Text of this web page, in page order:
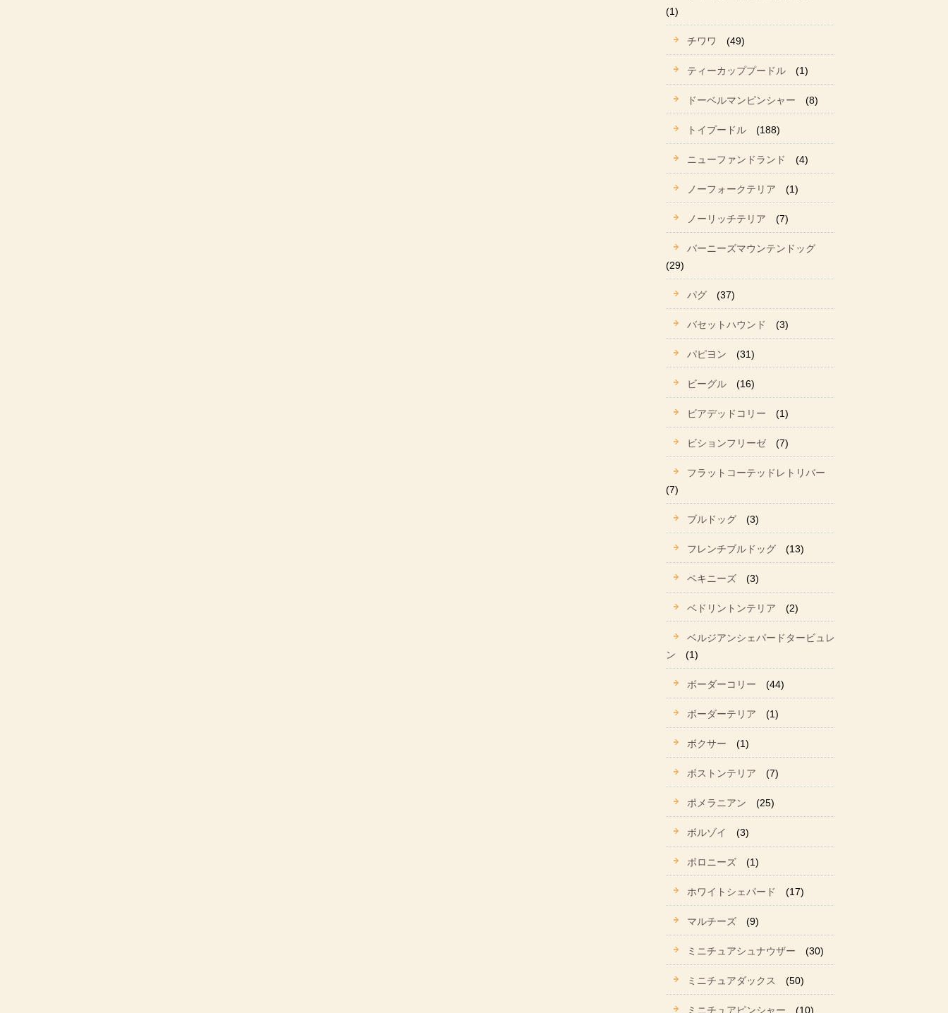
(1)
チワワ (49)
ティーカッププードル (1)
ドーベルマンピンシャー (8)
トイプードル (188)
ニューファンドランド (4)
ノーフォークテリア (1)
ノーリッチテリア (7)
バーニーズマウンテンドッグ
(29)
パグ (37)
バセットハウンド (3)
パピヨン (31)
ビーグル (16)
ビアデッドコリー (1)
ビションフリーゼ (7)
フラットコーテッドレトリバー
(7)
ブルドッグ (3)
フレンチブルドッグ (13)
ペキニーズ (3)
ベドリントンテリア (2)
ベルジアンシェパードタービュレ
ン
(1)
ボーダーコリー (44)
ボーダーテリア (1)
ボクサー (1)
ボストンテリア (7)
ポメラニアン (25)
ボルゾイ (3)
ボロニーズ (1)
ホワイトシェパード (17)
マルチーズ (9)
ミニチュアシュナウザー (30)
ミニチュアダックス (50)
ミニチュアピンシャー (10)